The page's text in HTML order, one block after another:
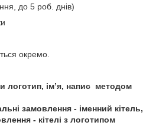
до 5 роб. днів)
окремо.
логотип, ім’я, напис методом
замовлення - іменний кітель,
- кітелі з логотипом